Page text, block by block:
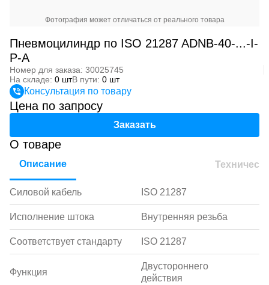
Фотография может отличаться от реального товара
Пневмоцилиндр по ISO 21287 ADNB-40-...-I-
P-A
Номер для заказа: 30025745
На складе: 0 штВ пути: 0 шт
Консультация по товару
Цена по запросу
Заказать
О товаре
Описание
Силовой кабель ISO 21287
Исполнение штока Внутренняя резьба
Соответствует стандарту ISO 21287
Функция
Двустороннего
действия